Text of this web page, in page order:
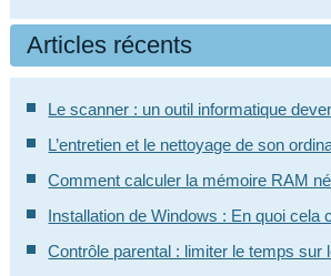
Articles récents
Le scanner : un outil informatique
L’entretien et le nettoyage de son
Comment calculer la mémoire RAM
Installation de Windows : En quoi cela
Contrôle parental : limiter le temps sur